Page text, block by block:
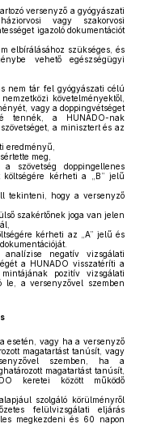
versenyző a gyógyászati
vagy szakorvosi
igazoló dokumentációt
elbírálásához szükséges, és
vehető egészségügyi
nem tár fel gyógyászati célú
követelményektől,
vagy a doppingvétséget
tennék, a HUNADO-nak
a minisztert és az
eredményű,
meg,
szövetség doppingellenes
költségére kérheti a „B” jelű
tekinteni, hogy a versenyző
szakértőnek joga van jelen
kérheti az „A” jelű és
negatív vizsgálati
a HUNADO visszatéríti a
pozitív vizsgálati
le, a versenyzővel szemben
esetén, vagy ha a versenyző
magatartást tanúsít, vagy
szemben, ha a
magatartást tanúsít,
keretei között működő
szolgáló körülményről
felülvizsgálati eljárás
megkezdeni és 60 napon